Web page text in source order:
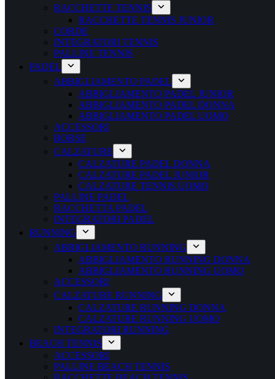
RACCHETTE TENNIS
RACCHETTE TENNIS JUNIOR
CORDE
INTEGRATORI TENNIS
PALLINE TENNIS
PADEL
ABBIGLIAMENTO PADEL
ABBIGLIAMENTO PADEL JUNIOR
ABBIGLIAMENTO PADEL DONNA
ABBIGLIAMENTO PADEL UOMO
ACCESSORI
BORSE
CALZATURE
CALZATURE PADEL DONNA
CALZATURE PADEL JUNIOR
CALZATURE TENNIS UOMO
PALLINE PADEL
RACCHETTA PADEL
INTEGRATORI PADEL
RUNNING
ABBIGLIAMENTO RUNNING
ABBIGLIAMENTO RUNNING DONNA
ABBIGLIAMENTO RUNNING UOMO
ACCESSORI
CALZATURE RUNNING
CALZATURE RUNNING DONNA
CALZATURE RUNNING UOMO
INTEGRATORI RUNNING
BEACH TENNIS
ACCESSORI
PALLINE BEACH TENNIS